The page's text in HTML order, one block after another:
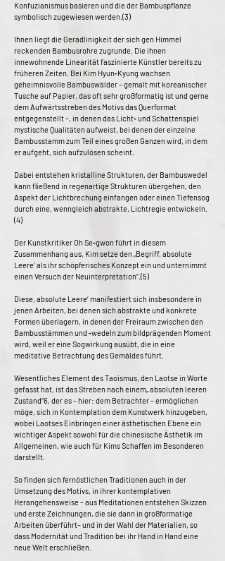
Konfuzianismus basieren und die der Bambuspflanze
symbolisch zugewiesen werden.(3)
Ihnen liegt die Geradlinigkeit der sich gen Himmel
reckenden Bambusrohre zugrunde. Die ihnen
innewohnende Linearität faszinierte Künstler bereits zu
früheren Zeiten. Bei Kim Hyun‐Kyung wachsen
geheimnisvolle Bambuswälder – gemalt mit koreanischer
Tusche auf Papier, das oft sehr großformatig ist und gerne
dem Aufwärtsstreben des Motivs das Querformat
entgegenstellt –, in denen das Licht‐ und Schattenspiel
mystische Qualitäten aufweist, bei denen der einzelne
Bambusstamm zum Teil eines großen Ganzen wird, in dem
er aufgeht, sich aufzulösen scheint.
Dabei entstehen kristalline Strukturen, der Bambuswedel
kann fließend in regenartige Strukturen übergehen, den
Aspekt der Lichtbrechung einfangen oder einen Tiefensog
durch eine, wenngleich abstrakte, Lichtregie entwickeln.
(4)
Der Kunstkritiker Oh Se‐gwon führt in diesem
Zusammenhang aus, Kim setze den „Begriff, absolute
Leere‘ als ihr schöpferisches Konzept ein und unternimmt
einen Versuch der Neuinterpretation“.(5)
Diese, absolute Leere‘ manifestiert sich insbesondere in
jenen Arbeiten, bei denen sich abstrakte und konkrete
Formen überlagern, in denen der Freiraum zwischen den
Bambusstämmen und ‐wedeln zum bildprägenden Moment
wird, weil er eine Sogwirkung ausübt, die in eine
meditative Betrachtung des Gemäldes führt.
Wesentliches Element des Taoismus, den Laotse in Worte
gefasst hat, ist das Streben nach einem„ absoluten leeren
Zustand“6, der es – hier: dem Betrachter – ermöglichen
möge, sich in Kontemplation dem Kunstwerk hinzugeben,
wobei Laotses Einbringen einer ästhetischen Ebene ein
wichtiger Aspekt sowohl für die chinesische Ästhetik im
Allgemeinen, wie auch für Kims Schaffen im Besonderen
darstellt.
So finden sich fernöstlichen Traditionen auch in der
Umsetzung des Motivs, in ihrer kontemplativen
Herangehensweise – aus Meditationen entstehen Skizzen
und erste Zeichnungen, die sie dann in großformatige
Arbeiten überführt– und in der Wahl der Materialien, so
dass Modernität und Tradition bei ihr Hand in Hand eine
neue Welt erschließen.